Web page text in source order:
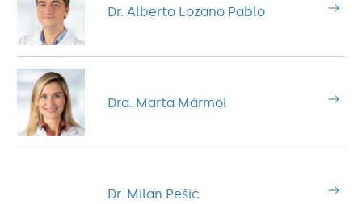
Dr. Alberto Lozano Pablo
Dra. Marta Mármol
Dr. Milan Pešić